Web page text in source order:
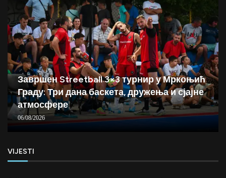
Завршен Streetball 3×3 турнир у Мркоњић
Граду: Три дана баскета, дружења и сјајне
атмосфере
06/08/2026
VIJESTI